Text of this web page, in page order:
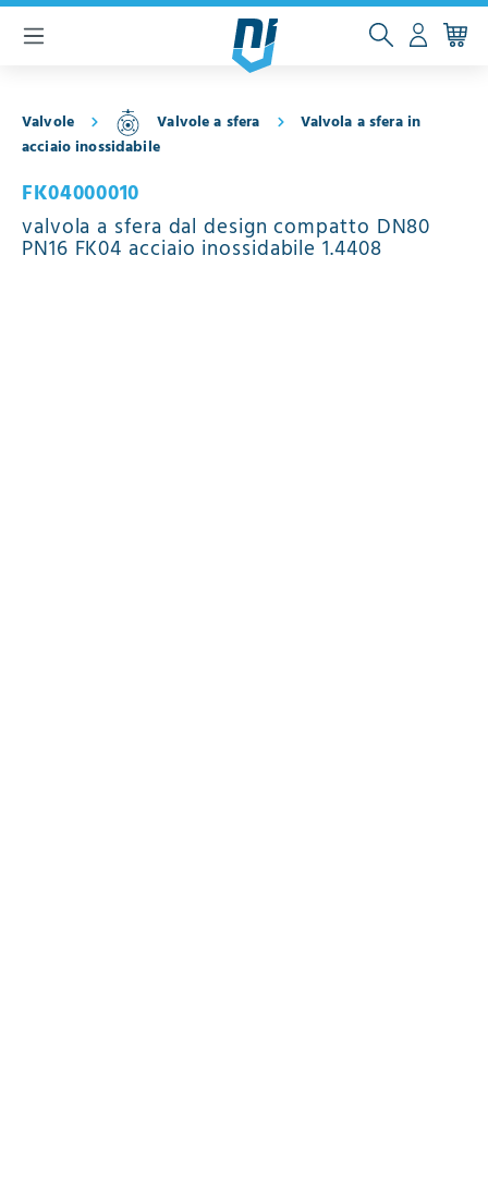
principale
Valvole Valvole a sfera
Valvola a sfera in
acciaio inossidabile
FK04000010
valvola a sfera dal design compatto DN80
PN16 FK04 acciaio inossidabile 1.4408